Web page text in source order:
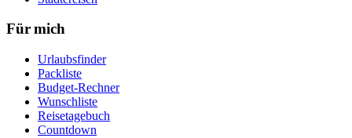
Für mich
Urlaubsfinder
Packliste
Budget-Rechner
Wunschliste
Reisetagebuch
Countdown